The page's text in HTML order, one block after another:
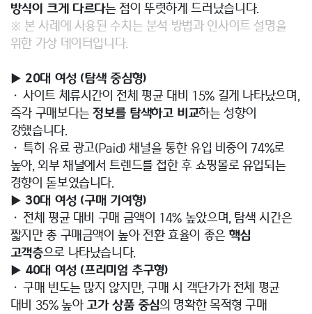
방식이 크게 다르다는 점이 뚜렷하게 드러났습니다.
※ 본 사례에 사용된 수치는 분석 방법과 인사이트 설명을
위한 가상 데이터입니다.
▶︎ 20대 여성 (탐색 중심형)
• 사이트 체류시간이 전체 평균 대비 15% 길게 나타났으며,
즉각 구매보다는정보를 탐색하고 비교하는 성향이
강했습니다.
• 특히 유료 광고(Paid) 채널을 통한 유입 비중이 74%로
높아, 외부 채널에서 트렌드를 접한 후 쇼핑몰로 유입되는
경향이 돋보였습니다.
▶︎ 30대 여성 (구매 기여형)
• 전체 평균 대비 구매 금액이 14% 높았으며, 탐색 시간은
짧지만 총 구매금액이 높아 전환 효율이 좋은 핵심
고객층으로 나타났습니다.
▶︎ 40대 여성 (프리미엄 추구형)
• 구매 빈도는 많지 않지만, 구매 시 객단가가 전체 평균
대비 35% 높아 고가 상품 중심의 명확한 목적형 구매